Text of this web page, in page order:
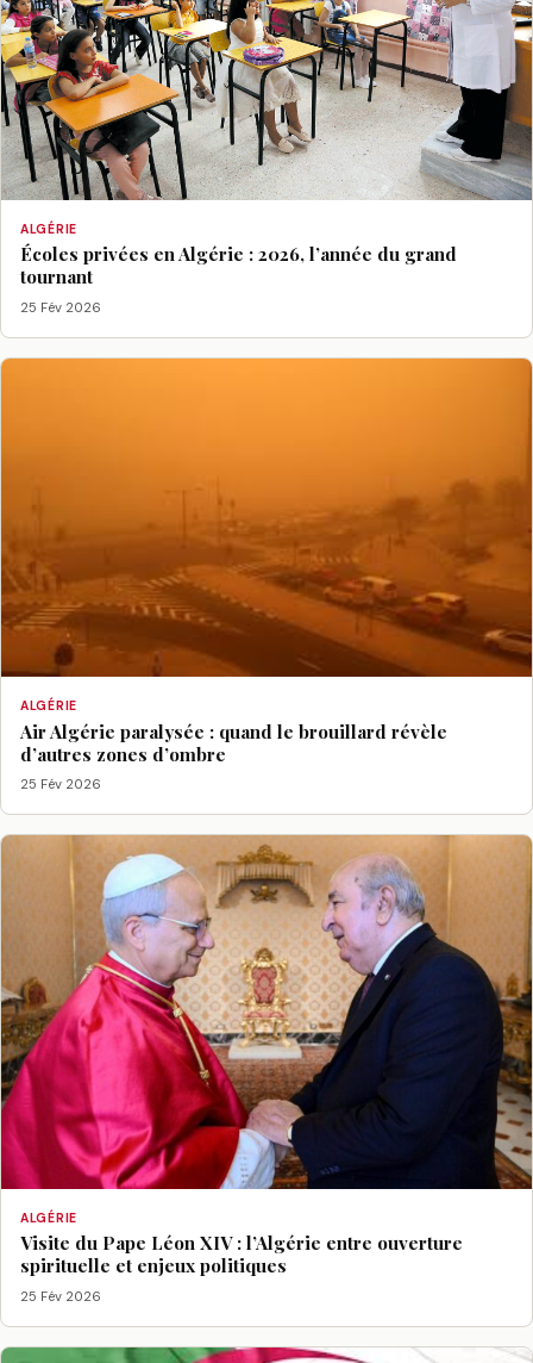
ALGÉRIE
Écoles privées en Algérie : 2026, l’année du grand
tournant
25 Fév 2026
ALGÉRIE
Air Algérie paralysée : quand le brouillard révèle
d’autres zones d’ombre
25 Fév 2026
ALGÉRIE
Visite du Pape Léon XIV : l’Algérie entre ouverture
spirituelle et enjeux politiques
25 Fév 2026